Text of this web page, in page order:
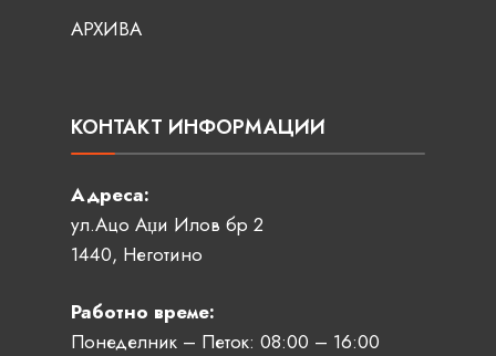
АРХИВА
КОНТАКТ ИНФОРМАЦИИ
Адреса:
ул.Ацо Аџи Илов бр 2
1440, Неготино
Работно време:
Понеделник – Петок: 08:00 – 16:00